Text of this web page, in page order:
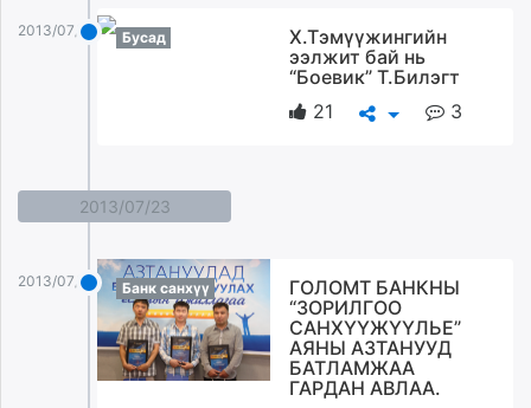
2013/07/24 Бусад
Х.Тэмүүжингийн
ээлжит бай нь
“Боевик” Т.Билэгт
21
3
2013/07/23
2013/07/23 Банк санхүү
ГОЛОМТ БАНКНЫ
“ЗОРИЛГОО
САНХҮҮЖҮҮЛЬЕ”
АЯНЫ АЗТАНУУД
БАТЛАМЖАА
ГАРДАН АВЛАА.